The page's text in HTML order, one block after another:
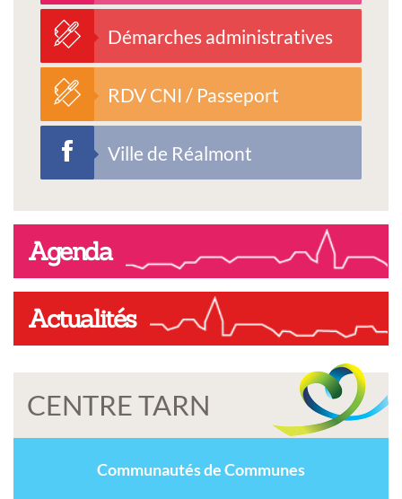
Démarches administratives
RDV CNI / Passeport
Ville de Réalmont
Agenda
Actualités
CENTRE TARN
Communautés de Communes